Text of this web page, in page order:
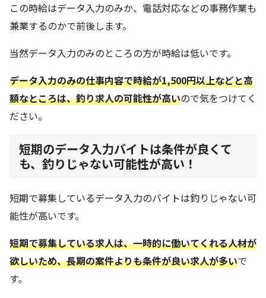
この時給はデータ入力のみか、電話対応などの事務作業も
兼業するのかで前後します。
当然データ入力のみのところの方が時給は低いです。
データ入力のみの仕事内容で時給が1,500円以上などと高
額なところは、釣り求人の可能性が高いので気をつけてく
ださい。
短期のデータ入力バイトは条件が良くて
も、釣りじゃない可能性が高い！
短期で募集しているデータ入力のバイトは釣りじゃない可
能性が高いです。
短期で募集している求人は、一時的に働いてくれる人材が
欲しいため、長期の案件よりも条件が良い求人が多いで
す。